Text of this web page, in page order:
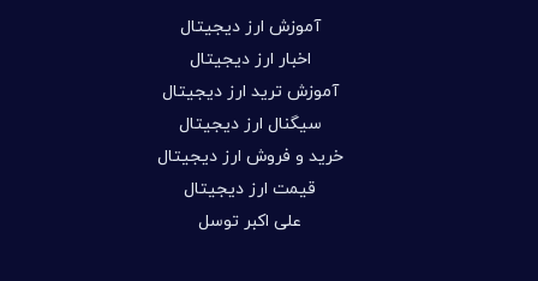
آموزش ارز دیجیتال
اخبار ارز دیجیتال
آموزش ترید ارز دیجیتال
سیگنال ارز دیجیتال
خرید و فروش ارز دیجیتال
قیمت ارز دیجیتال
علی اکبر توسل